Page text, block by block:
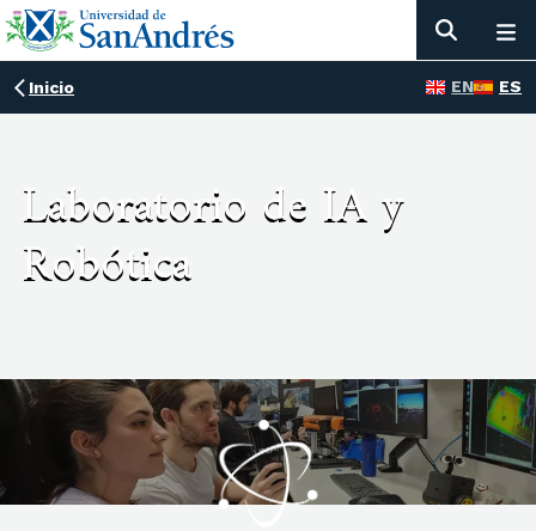
Inicio EN ES
Laboratorio de IA y
Robótica